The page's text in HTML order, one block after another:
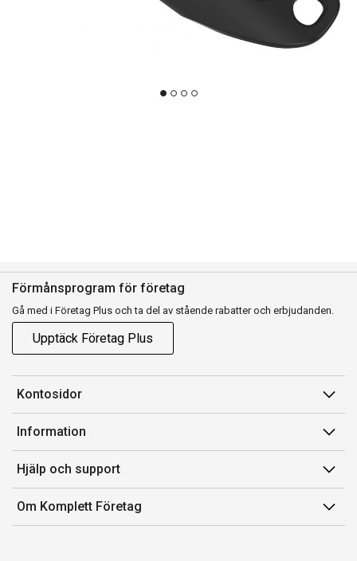
Förmånsprogram för företag
Gå med i Företag Plus och ta del av stående rabatter och erbjudanden.
Upptäck Företag Plus
Kontosidor
Mina sidor
Orderhistorik
Fakturor & Kvitton
Inköpslistor
Information
Försäljningsvillkor
Villkor för Komplett Företag Plus
Felsökning & guider
Hjälp och support
Kontakta oss
Kundservice
Om Komplett Företag